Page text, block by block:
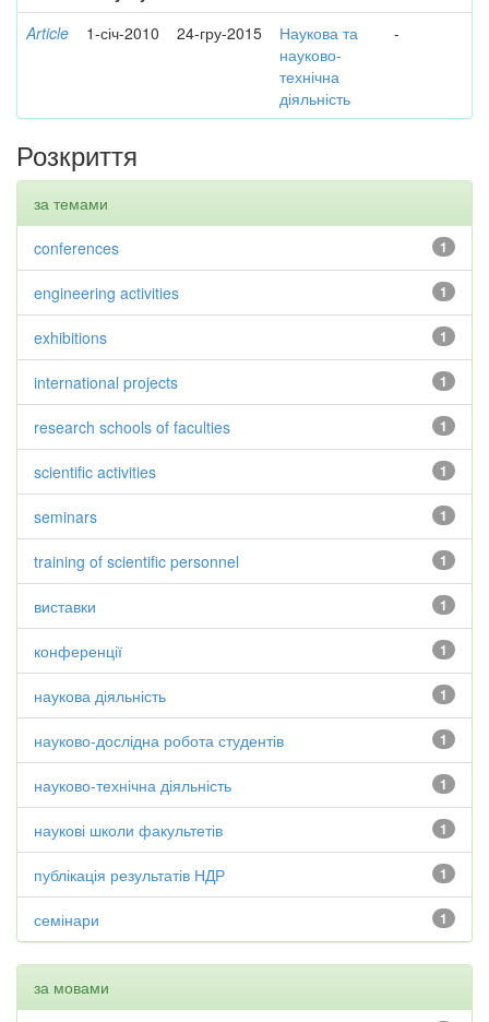
Article 1-січ-2010 24-гру-2015
Наукова та
науково-
технічна
діяльність
-
Розкриття
за темами
1
conferences
1
engineering activities
1
exhibitions
1
international projects
1
research schools of faculties
1
scientific activities
1
seminars
1
training of scientific personnel
1
виставки
1
конференції
1
наукова діяльність
1
науково-дослідна робота студентів
1
науково-технічна діяльність
1
наукові школи факультетів
1
публікація результатів НДР
1
семінари
за мовами